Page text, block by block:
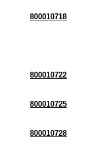
800010718
800010722
800010725
800010728